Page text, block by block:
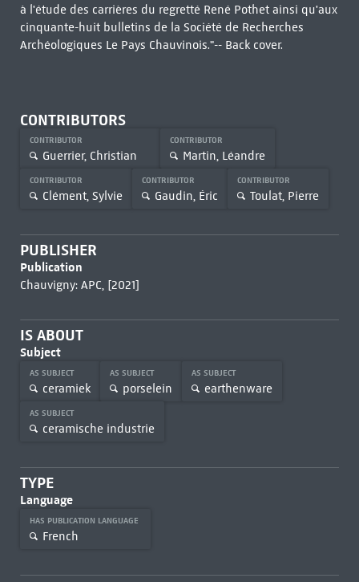
à l'étude des carrières du regretté René Pothet ainsi qu'aux
cinquante-huit bulletins de la Société de Recherches
Archéologiques Le Pays Chauvinois."-- Back cover.
CONTRIBUTORS
CONTRIBUTOR
Guerrier, Christian
CONTRIBUTOR
Martin, Léandre
CONTRIBUTOR
Clément, Sylvie
CONTRIBUTOR
Gaudin, Éric
CONTRIBUTOR
Toulat, Pierre
PUBLISHER
Publication
Chauvigny: APC, [2021]
IS ABOUT
Subject
AS SUBJECT
ceramiek
AS SUBJECT
porselein
AS SUBJECT
earthenware
AS SUBJECT
ceramische industrie
TYPE
Language
HAS PUBLICATION LANGUAGE
French